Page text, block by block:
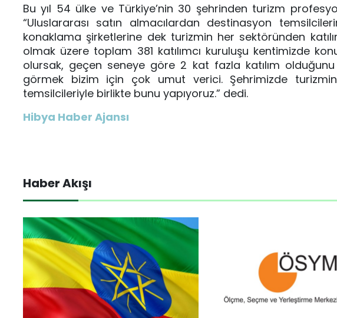
Bu yıl 54 ülke ve Türkiye’nin 30 şehrinden turizm
“Uluslararası satın almacılardan destinasyon
konaklama şirketlerine dek turizmin her sektöründen
olmak üzere toplam 381 katılımcı kuruluşu kentimizde
olursak, geçen seneye göre 2 kat fazla katılım olduğunu
görmek bizim için çok umut verici. Şehrimizde
temsilcileriyle birlikte bunu yapıyoruz.” dedi.
Hibya Haber Ajansı
Haber Akışı